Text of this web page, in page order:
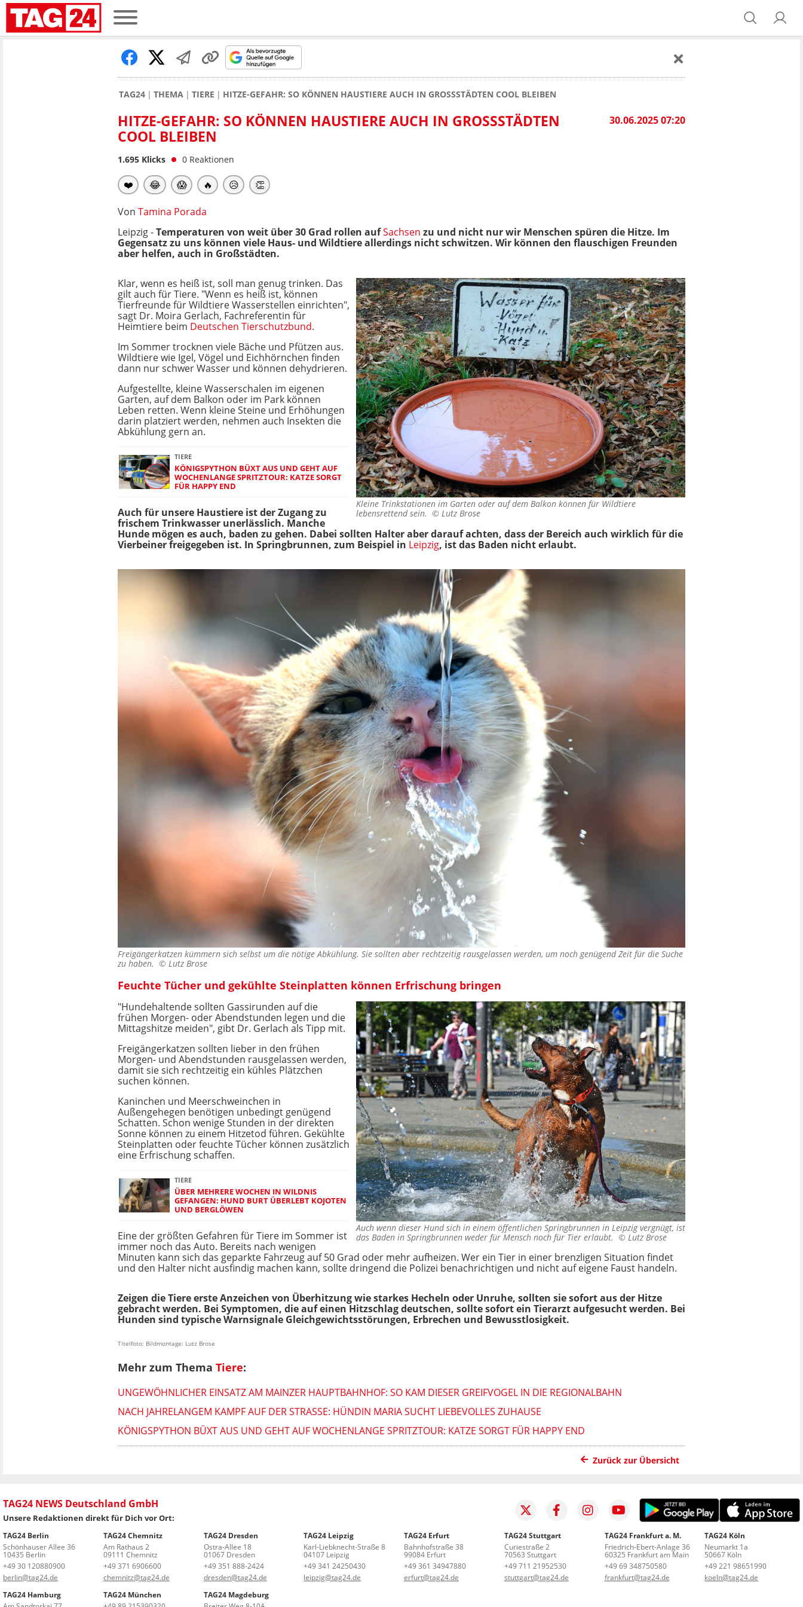
TAG24 THEMA TIERE HITZE-GEFAHR: SO KÖNNEN HAUSTIERE AUCH IN GROSSSTÄDTEN COOL BLEIBEN
30.06.2025 07:20
HITZE-GEFAHR: SO KÖNNEN HAUSTIERE AUCH IN GROSSSTÄDTEN C
OOL BLEIBEN
1.695 Klicks 0 Reaktionen
❤️ 😂 😱 🔥 😥 👏
Von Tamina Porada
Leipzig -Temperaturen von weit über 30 Grad rollen aufSachsen zu und nicht nur wir Menschen spüren die Hitze. Im
Gegensatz zu uns können viele Haus- und Wildtiere allerdings nicht schwitzen. Wir können den flauschigen Freunden
aber helfen, auch in Großstädten.
Kleine Trinkstationen im Garten oder auf dem Balkon können für Wildtiere
lebensrettend sein. © Lutz Brose
Klar, wenn es heiß ist, soll man genug trinken. Das
gilt auch für Tiere. "Wenn es heiß ist, können
Tierfreunde für Wildtiere Wasserstellen einrichten",
sagt Dr. Moira Gerlach, Fachreferentin für
Heimtiere beim Deutschen Tierschutzbund.
Im Sommer trocknen viele Bäche und Pfützen aus.
Wildtiere wie Igel, Vögel und Eichhörnchen finden
dann nur schwer Wasser und können dehydrieren.
Aufgestellte, kleine Wasserschalen im eigenen
Garten, auf dem Balkon oder im Park können
Leben retten. Wenn kleine Steine und Erhöhungen
darin platziert werden, nehmen auch Insekten die
Abkühlung gern an.
TIERE
KÖNIGSPYTHON BÜXT AUS UND GEHT AUF
WOCHENLANGE SPRITZTOUR: KATZE SORGT
FÜR HAPPY END
Auch für unsere Haustiere ist der Zugang zu
frischem Trinkwasser unerlässlich. Manche
Hunde mögen es auch, baden zu gehen. Dabei sollten Halter aber darauf achten, dass der Bereich auch wirklich für die
Vierbeiner freigegeben ist. In Springbrunnen, zum Beispiel in Leipzig, ist das Baden nicht erlaubt.
Freigängerkatzen kümmern sich selbst um die nötige Abkühlung. Sie sollten aber rechtzeitig rausgelassen werden, um noch genügend Zeit für die Suche
zu haben. © Lutz Brose
Feuchte Tücher und gekühlte Steinplatten können Erfrischung bringen
Auch wenn dieser Hund sich in einem öffentlichen Springbrunnen in Leipzig vergnügt, ist
das Baden in Springbrunnen weder für Mensch noch für Tier erlaubt. © Lutz Brose
"Hundehaltende sollten Gassirunden auf die
frühen Morgen- oder Abendstunden legen und die
Mittagshitze meiden", gibt Dr. Gerlach als Tipp mit.
Freigängerkatzen sollten lieber in den frühen
Morgen- und Abendstunden rausgelassen werden,
damit sie sich rechtzeitig ein kühles Plätzchen
suchen können.
Kaninchen und Meerschweinchen in
Außengehegen benötigen unbedingt genügend
Schatten. Schon wenige Stunden in der direkten
Sonne können zu einem Hitzetod führen. Gekühlte
Steinplatten oder feuchte Tücher können zusätzlich
eine Erfrischung schaffen.
TIERE
ÜBER MEHRERE WOCHEN IN WILDNIS
GEFANGEN: HUND BURT ÜBERLEBT KOJOTEN
UND BERGLÖWEN
Eine der größten Gefahren für Tiere im Sommer ist
immer noch das Auto. Bereits nach wenigen
Minuten kann sich das geparkte Fahrzeug auf 50 Grad oder mehr aufheizen. Wer ein Tier in einer brenzligen Situation findet
und den Halter nicht ausfindig machen kann, sollte dringend die Polizei benachrichtigen und nicht auf eigene Faust handeln.
Zeigen die Tiere erste Anzeichen von Überhitzung wie starkes Hecheln oder Unruhe, sollten sie sofort aus der Hitze
gebracht werden. Bei Symptomen, die auf einen Hitzschlag deutschen, sollte sofort ein Tierarzt aufgesucht werden. Bei
Hunden sind typische Warnsignale Gleichgewichtsstörungen, Erbrechen und Bewusstlosigkeit.
Titelfoto: Bildmontage: Lutz Brose
Mehr zum Thema Tiere:
UNGEWÖHNLICHER EINSATZ AM MAINZER HAUPTBAHNHOF: SO KAM DIESER GREIFVOGEL IN DIE REGIONALBAHN
NACH JAHRELANGEM KAMPF AUF DER STRASSE: HÜNDIN MARIA SUCHT LIEBEVOLLES ZUHAUSE
KÖNIGSPYTHON BÜXT AUS UND GEHT AUF WOCHENLANGE SPRITZTOUR: KATZE SORGT FÜR HAPPY END
Zurück zur Übersicht
TAG24 NEWS Deutschland GmbH
Unsere Redaktionen direkt für Dich vor Ort:
TAG24 Berlin
Schönhauser Allee 36
10435 Berlin
+49 30 120880900
berlin@tag24.de
TAG24 Chemnitz
Am Rathaus 2
09111 Chemnitz
+49 371 6906600
chemnitz@tag24.de
TAG24 Dresden
Ostra-Allee 18
01067 Dresden
+49 351 888-2424
dresden@tag24.de
TAG24 Leipzig
Karl-Liebknecht-Straße 8
04107 Leipzig
+49 341 24250430
leipzig@tag24.de
TAG24 Erfurt
Bahnhofstraße 38
99084 Erfurt
+49 361 34947880
erfurt@tag24.de
TAG24 Stuttgart
Curiestraße 2
70563 Stuttgart
+49 711 21952530
stuttgart@tag24.de
TAG24 Frankfurt a. M.
Friedrich-Ebert-Anlage 36
60325 Frankfurt am Main
+49 69 348750580
frankfurt@tag24.de
TAG24 Köln
Neumarkt 1a
50667 Köln
+49 221 98651990
koeln@tag24.de
TAG24 Hamburg
TAG24 München
TAG24 Magdeburg